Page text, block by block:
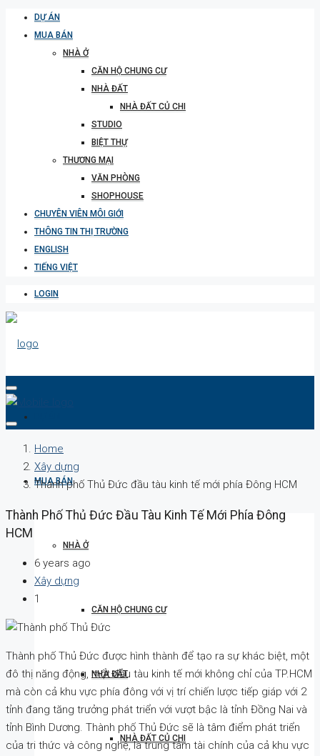
DỰ ÁN
MUA BÁN
NHÀ Ở
CĂN HỘ CHUNG CƯ
NHÀ ĐẤT
NHÀ ĐẤT CỦ CHI
STUDIO
BIỆT THỰ
THƯƠNG MẠI
VĂN PHÒNG
SHOPHOUSE
CHUYÊN VIÊN MÔI GIỚI
THÔNG TIN THỊ TRƯỜNG
ENGLISH
TIẾNG VIỆT
LOGIN
MUA BÁN
NHÀ Ở
CĂN HỘ CHUNG CƯ
NHÀ ĐẤT
NHÀ ĐẤT CỦ CHI
Home
Xây dựng
Thành phố Thủ Đức đầu tàu kinh tế mới phía Đông HCM
Thành Phố Thủ Đức Đầu Tàu Kinh Tế Mới Phía Đông
HCM
6 years ago
Xây dựng
1
Thành phố Thủ Đức được hình thành để tạo ra sự khác biệt, một
đô thị năng động, một đầu tàu kinh tế mới không chỉ của TP.HCM
mà còn cả khu vực phía đông với vị trí chiến lược tiếp giáp với 2
tỉnh đang tăng trưởng phát triển với vượt bậc là tỉnh Đồng Nai và
tỉnh Bình Dương. Thành phố Thủ Đức sẽ là tâm điểm phát triển
của tri thức và công nghệ, là trung tâm tài chính của cả khu vực